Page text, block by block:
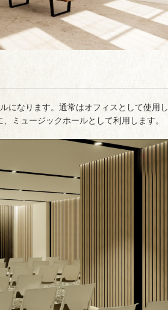
になります。通常はオフィスとして使用し
ミュージックホールとして利用します。